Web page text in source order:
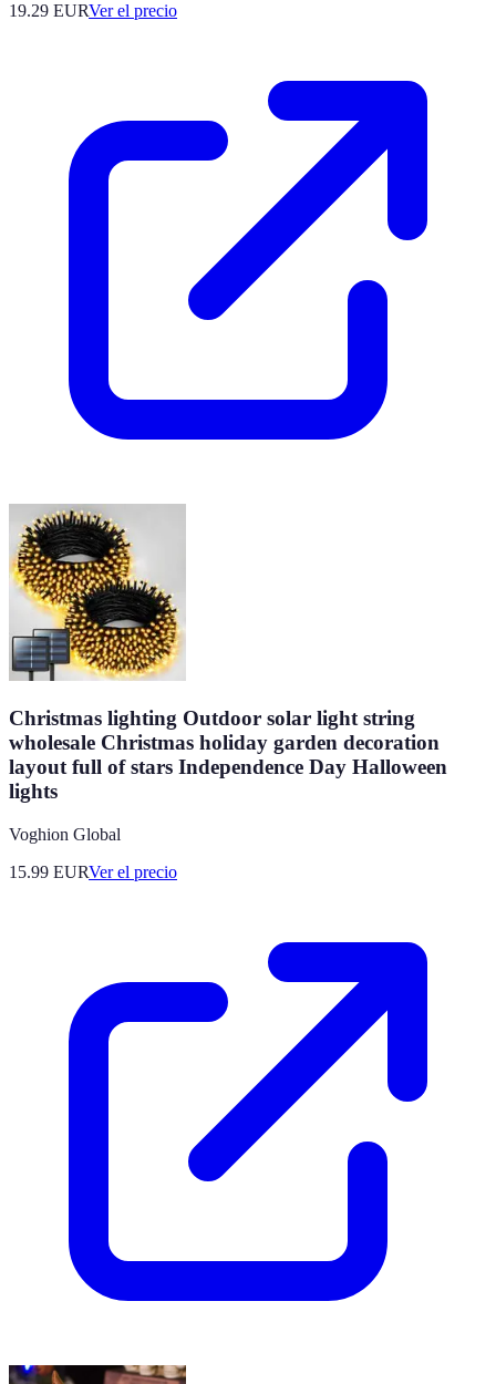
19.29 EURVer el precio
Christmas lighting Outdoor solar light string
wholesale Christmas holiday garden decoration
layout full of stars Independence Day Halloween
lights
Voghion Global
15.99 EURVer el precio